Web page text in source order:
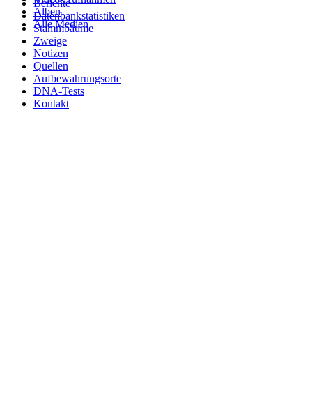
Alben
Alle Medien
Berichte
Datenbankstatistiken
Stammbäume
Zweige
Notizen
Quellen
Aufbewahrungsorte
DNA-Tests
Kontakt